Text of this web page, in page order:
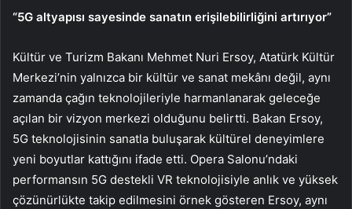
“5G altyapısı sayesinde sanatın erişilebilirliğini artırıyor”
Kültür ve Turizm Bakanı Mehmet Nuri Ersoy, Atatürk Kültür
Merkezi’nin yalnızca bir kültür ve sanat mekânı değil, aynı
zamanda çağın teknolojileriyle harmanlanarak geleceğe
açılan bir vizyon merkezi olduğunu belirtti. Bakan Ersoy,
5G teknolojisinin sanatla buluşarak kültürel deneyimlere
yeni boyutlar kattığını ifade etti. Opera Salonu’ndaki
performansın 5G destekli VR teknolojisiyle anlık ve yüksek
çözünürlükte takip edilmesini örnek gösteren Ersoy, aynı